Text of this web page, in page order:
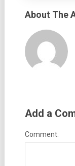
About The
Add a
Comment: